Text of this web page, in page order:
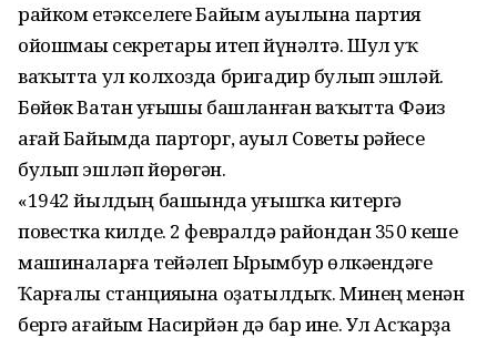
райком етәкселеге Байым ауылына партия
ойошмаһы секретары итеп йүнәлтә. Шул уҡ
ваҡытта ул колхозда бригадир булып эшләй.
Бөйөк Ватан һуғышы башланған ваҡытта Фәиз
ағай Байымда парторг, ауыл Советы рәйесе
булып эшләп йөрөгән.
«1942 йылдың башында һуғышҡа китергә
повестка килде. 2 февралдә райондан 350 кеше
машиналарға тейәлеп Ырымбур өлкәһендәге
Ҡарғалы станцияһына оҙатылдыҡ. Минең менән
бергә ағайым Насирйән дә бар ине. Ул Асҡарҙа